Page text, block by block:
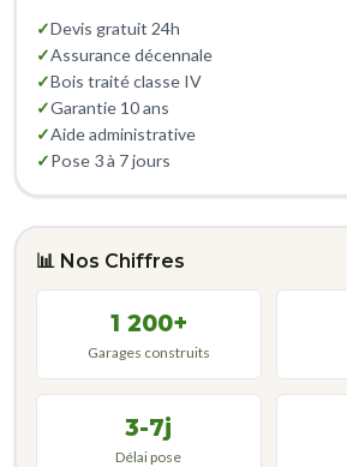
✓Devis gratuit 24h
✓Assurance décennale
✓Bois traité classe IV
✓Garantie 10 ans
✓Aide administrative
✓Pose 3 à 7 jours
📊 Nos Chiffres
1 200+
Garages construits
3-7j
Délai pose